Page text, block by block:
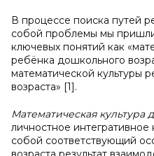
В процессе поиска путей
собой проблемы мы
ключевых понятий как
ребёнка дошкольного
математической культуры
возраста» [1].
Математическая культура
личностное
собой соответствующий